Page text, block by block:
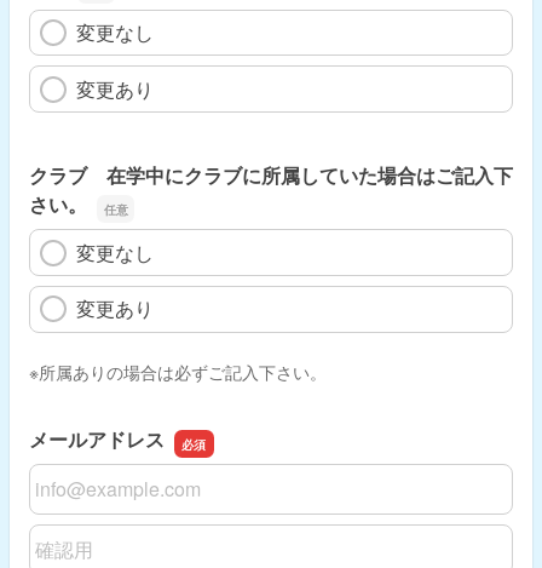
変更なし
変更あり
クラブ 在学中にクラブに所属していた場合はご記入下
さい。
変更なし
変更あり
※所属ありの場合は必ずご記入下さい。
メールアドレス
メールアドレス
メールアドレスの確認用